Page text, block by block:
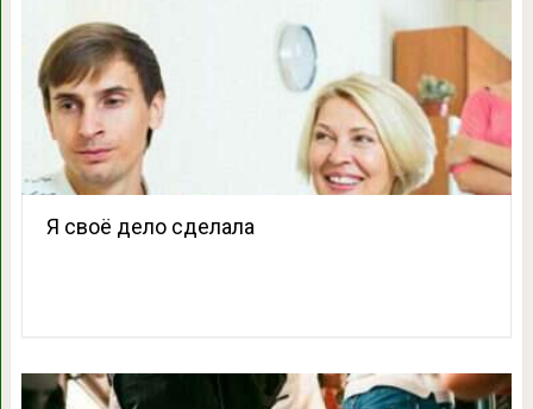
Я своё дело сделала